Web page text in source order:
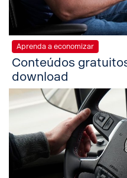
Aprenda a economizar
Conteúdos
download